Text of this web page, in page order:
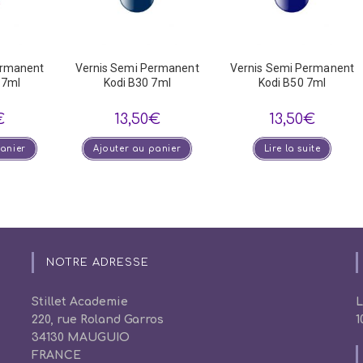
Vernis Semi Permanent
Kodi B30 7ml
13,50€
Ajouter au panier
Vernis Semi Permanent
Kodi B50 7ml
13,50€
Lire la suite
NOTRE ADRESSE
Stillet Academie
220, rue Roland Garros
34130 MAUGUIO
FRANCE